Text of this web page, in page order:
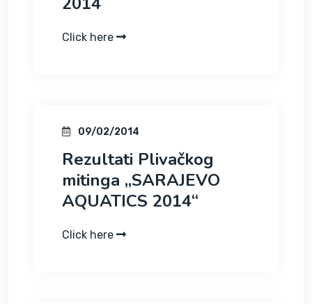
Click here
09/02/2014
Rezultati Plivačkog
mitinga „SARAJEVO
Click here